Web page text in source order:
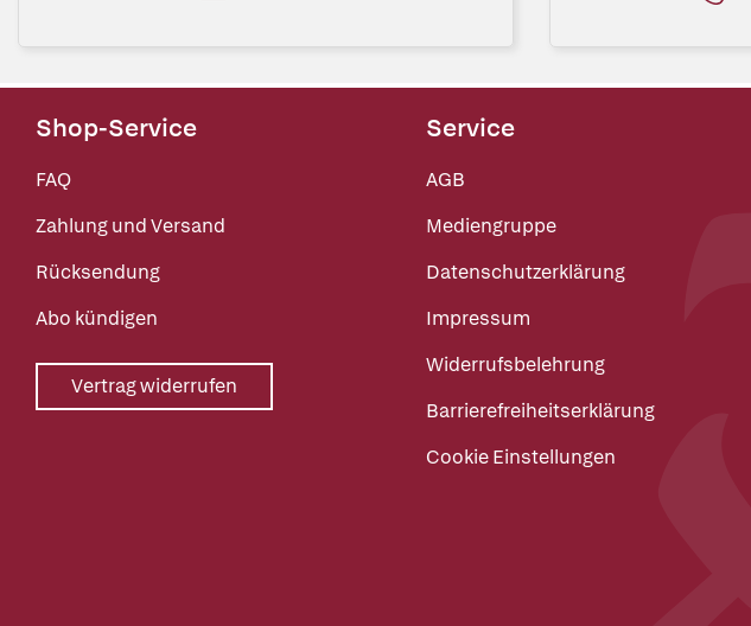
Shop-Service
FAQ
Zahlung und Versand
Rücksendung
Abo kündigen
Vertrag widerrufen
Service
AGB
Mediengruppe
Datenschutzerklärung
Impressum
Widerrufsbelehrung
Barrierefreiheitserklärung
Cookie Einstellungen